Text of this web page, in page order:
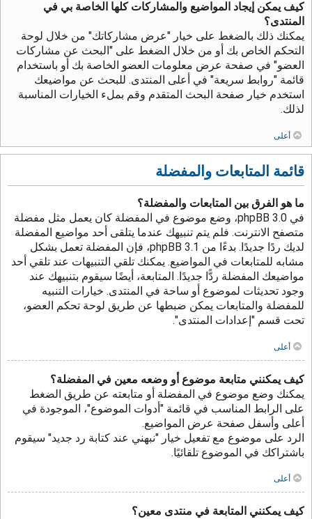
كيف يمكن إيجاد المواضيع والمشاركات كلها الخاصة بي في
المنتدى؟
يمكنك ذلك بالضغط على خيار "عرض مشاركاتك" من خلال لوحة
التحكم الخاص بك أو من خلال الضغط على "البحث عن مشاركات
العضو" في صفحة عرض معلومات العضو الخاصة بك أو باستخدام
قائمة "روابط سريعة" في أعلى المنتدى. للبحث عن مواضيعك
استخدم خيار صفحة البحث المتقدم وقم بملء الخيارات المناسبة
لذلك.
أعلى
قائمة المتابعات والمفضلة
ما هو الفرق بين المتابعات والمفضلة؟
في phpBB 3.0، وضع موضوع في المفضلة كان يعمل مثل مفضلة
متصفح الانترنت. فلم يتم تنبيهك عندما يتلقى أحد مواضيع المفضلة
لديك ردًا جديدًا. بدءًا من phpBB 3.1، فإن المفضلة تعمل بشكل
مشابه للمتابعات في المواضيع. يمكنك تلقي التنبيهات عند تلقي أحد
مواضيعك المفضلة ردًّا جديدًا. المتابعة، أيضًا سيقوم بتنبيهك عند
وجود تحديثات لموضوع أو ساحة في المنتدى. خيارات التنبيه
للمفضلة والمتابعات يمكن ضبطها عن طريق لوحة تحكم العضو،
تحت قسم "إعدادات المنتدى".
أعلى
كيف يمكنني متابعة موضوع أو وضعه معين في المفضلة؟
يمكنك وضع موضوع في المفضلة أو متابعته عن طريق الضغط
على الرابط المناسب في قائمة "أدوات الموضوع"، الموجودة في
أعلى وأسفل صفحة عرض المواضيع.
الرد على موضوع مع تفعيل خيار "نبهني عند كتابة رد جديد" سيقوم
باشتراكك في الموضوع تلقائيًا.
أعلى
كيف يمكنني المتابعة في منتدى معين؟